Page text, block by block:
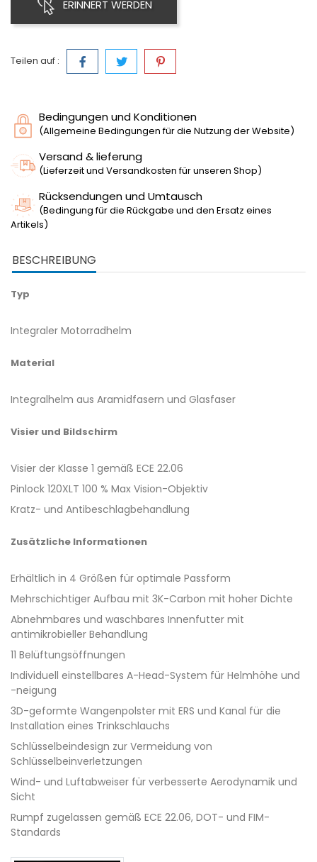
ERINNERT WERDEN
Teilen auf :
Bedingungen und Konditionen
(Allgemeine Bedingungen für die Nutzung der Website)
Versand & lieferung
(Lieferzeit und Versandkosten für unseren Shop)
Rücksendungen und Umtausch
(Bedingung für die Rückgabe und den Ersatz eines
Artikels)
BESCHREIBUNG
Typ
Integraler Motorradhelm
Material
Integralhelm aus Aramidfasern und Glasfaser
Visier und Bildschirm
Visier der Klasse 1 gemäß ECE 22.06
Pinlock 120XLT 100 % Max Vision-Objektiv
Kratz- und Antibeschlagbehandlung
Zusätzliche Informationen
Erhältlich in 4 Größen für optimale Passform
Mehrschichtiger Aufbau mit 3K-Carbon mit hoher Dichte
Abnehmbares und waschbares Innenfutter mit
antimikrobieller Behandlung
11 Belüftungsöffnungen
Individuell einstellbares A-Head-System für Helmhöhe und
-neigung
3D-geformte Wangenpolster mit ERS und Kanal für die
Installation eines Trinkschlauchs
Schlüsselbeindesign zur Vermeidung von
Schlüsselbeinverletzungen
Wind- und Luftabweiser für verbesserte Aerodynamik und
Sicht
Rumpf zugelassen gemäß ECE 22.06, DOT- und FIM-
Standards